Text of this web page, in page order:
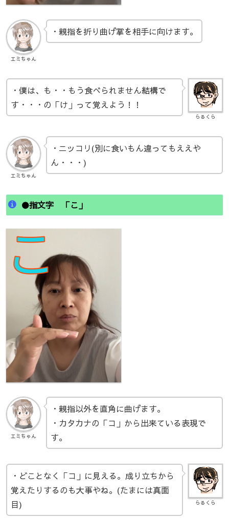
エミちゃん
・親指を折り曲げ掌を相手に向けます。
らるくら
・僕は、も・・もう食べられません結構で
す・・・の「け」って覚えよう！！
エミちゃん
・ニッコリ(別に食いもん違ってもええや
ん・・・)
●指文字 「こ」
エミちゃん
・親指以外を直角に曲げます。
・カタカナの「コ」から出来ている表現で
す。
らるくら
・どことなく「コ」に見える。成り立ちから
覚えたりするのも大事やね。(たまには真面
目)